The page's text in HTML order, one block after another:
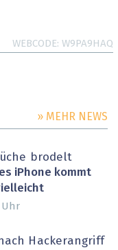
WEBCODE W9PA9HAQ
» MEHR NEWS
brodelt
iPhone kommt
Uhr
Hackerangriff